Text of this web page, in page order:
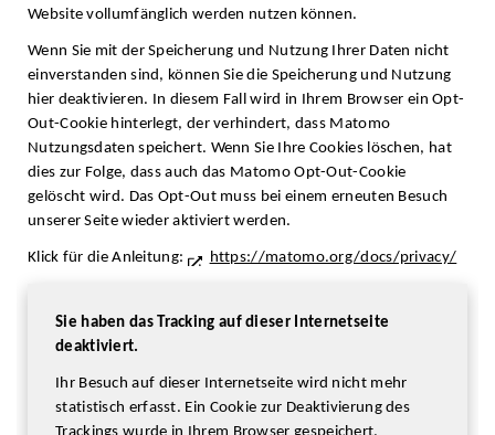
Website vollumfänglich werden nutzen können.
Wenn Sie mit der Speicherung und Nutzung Ihrer Daten nicht
einverstanden sind, können Sie die Speicherung und Nutzung
hier deaktivieren. In diesem Fall wird in Ihrem Browser ein Opt-
Out-Cookie hinterlegt, der verhindert, dass Matomo
Nutzungsdaten speichert. Wenn Sie Ihre Cookies löschen, hat
dies zur Folge, dass auch das Matomo Opt-Out-Cookie
gelöscht wird. Das Opt-Out muss bei einem erneuten Besuch
unserer Seite wieder aktiviert werden.
Klick für die Anleitung: https://matomo.org/docs/privacy/
Sie haben das Tracking auf dieser Internetseite
deaktiviert.
Ihr Besuch auf dieser Internetseite wird nicht mehr
statistisch erfasst. Ein Cookie zur Deaktivierung des